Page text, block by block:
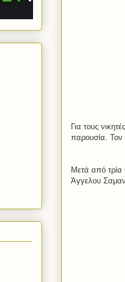
Για τους
παρουσία. Τον
Μετά από τρία
Άγγελου